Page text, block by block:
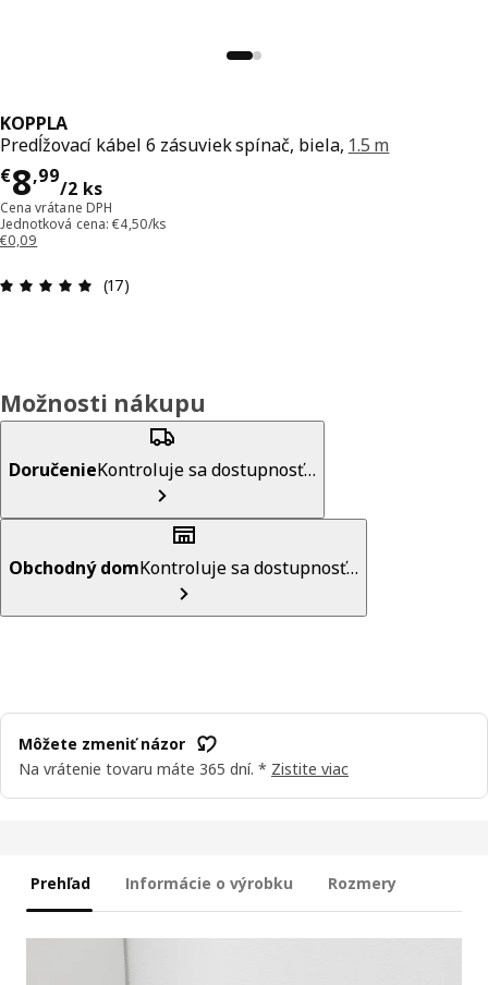
KOPPLA
Predĺžovací kábel 6 zásuviek spínač, biela, 1.5 m
€8,99
/2 ks
Cena € 8,99/2 ks
Cena vrátane DPH
Jednotková cena: €4,50/ks
€0,09
Hodnotenie: 4.9 z 5 hviezdičiek. Celkový počet
(17)
Možnosti nákupu
DoručenieKontroluje sa dostupnosť…
Obchodný domKontroluje sa dostupnosť…
Môžete zmeniť názor
Na vrátenie tovaru máte 365 dní. * Zistite viac
Prehľad Informácie o výrobku Rozmery